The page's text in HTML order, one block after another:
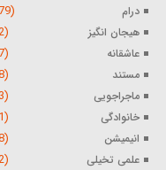
درام (22079)
هیجان انگیز (9272)
عاشقانه (6647)
مستند (5678)
ماجراجویی (3893)
خانوادگی (2851)
انیمیشن (2638)
علمی تخیلی (1812)